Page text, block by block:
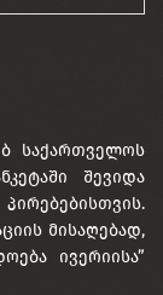
საქართველოს
შევიდა
მისაღებად,
ივერიისა”